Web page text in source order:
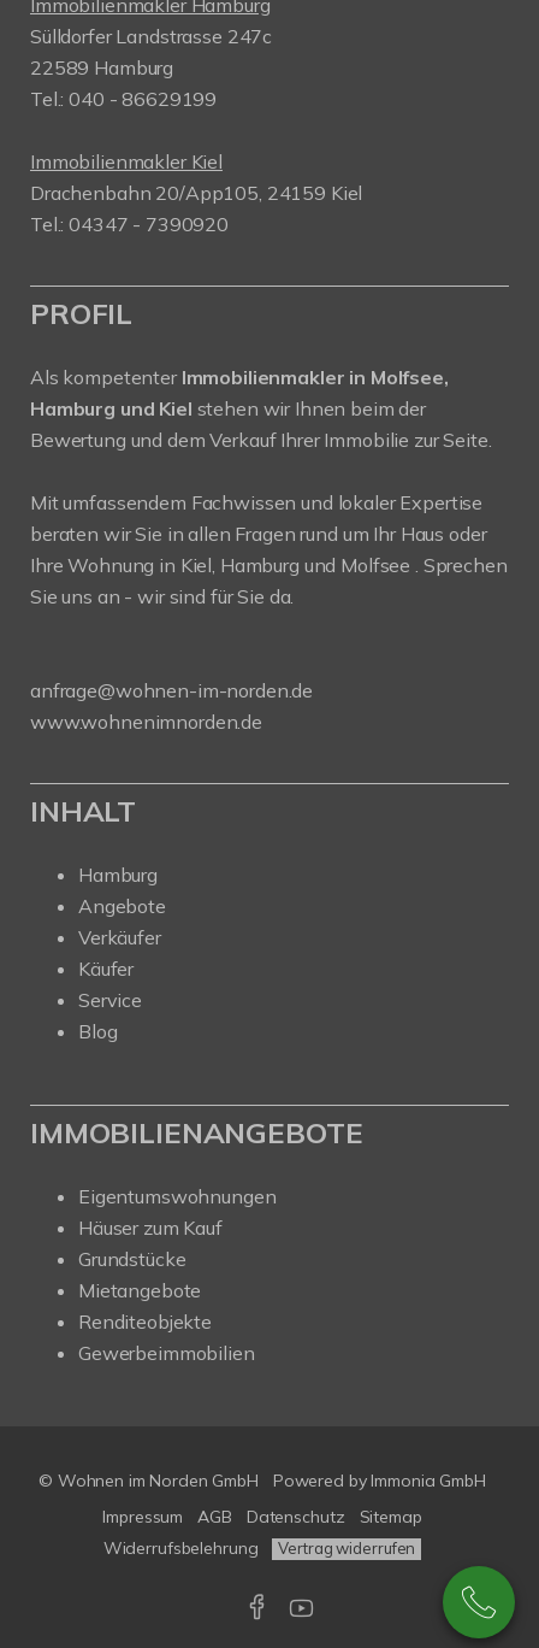
Immobilienmakler Hamburg
Sülldorfer Landstrasse 247c
22589 Hamburg
Tel.: 040 - 86629199
Immobilienmakler Kiel
Drachenbahn 20/App105, 24159 Kiel
Tel.: 04347 - 7390920
PROFIL
Als kompetenter Immobilienmakler in Molfsee,
Hamburg und Kiel stehen wir Ihnen beim der
Bewertung und dem Verkauf Ihrer Immobilie zur Seite.
Mit umfassendem Fachwissen und lokaler Expertise
beraten wir Sie in allen Fragen rund um Ihr Haus oder
Ihre Wohnung in Kiel, Hamburg und Molfsee . Sprechen
Sie uns an - wir sind für Sie da.
anfrage@wohnen-im-norden.de
www.wohnenimnorden.de
INHALT
Hamburg
Angebote
Verkäufer
Käufer
Service
Blog
IMMOBILIENANGEBOTE
Eigentumswohnungen
Häuser zum Kauf
Grundstücke
Mietangebote
Renditeobjekte
Gewerbeimmobilien
© Wohnen im Norden GmbH Powered by Immonia GmbH
Impressum
AGB Datenschutz
Sitemap
Widerrufsbelehrung
Vertrag widerrufen